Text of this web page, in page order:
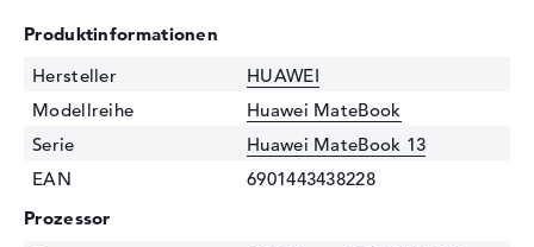
Produktinformationen
Hersteller
HUAWEI
Modellreihe
Huawei MateBook
Serie
Huawei MateBook 13
EAN
6901443438228
Prozessor